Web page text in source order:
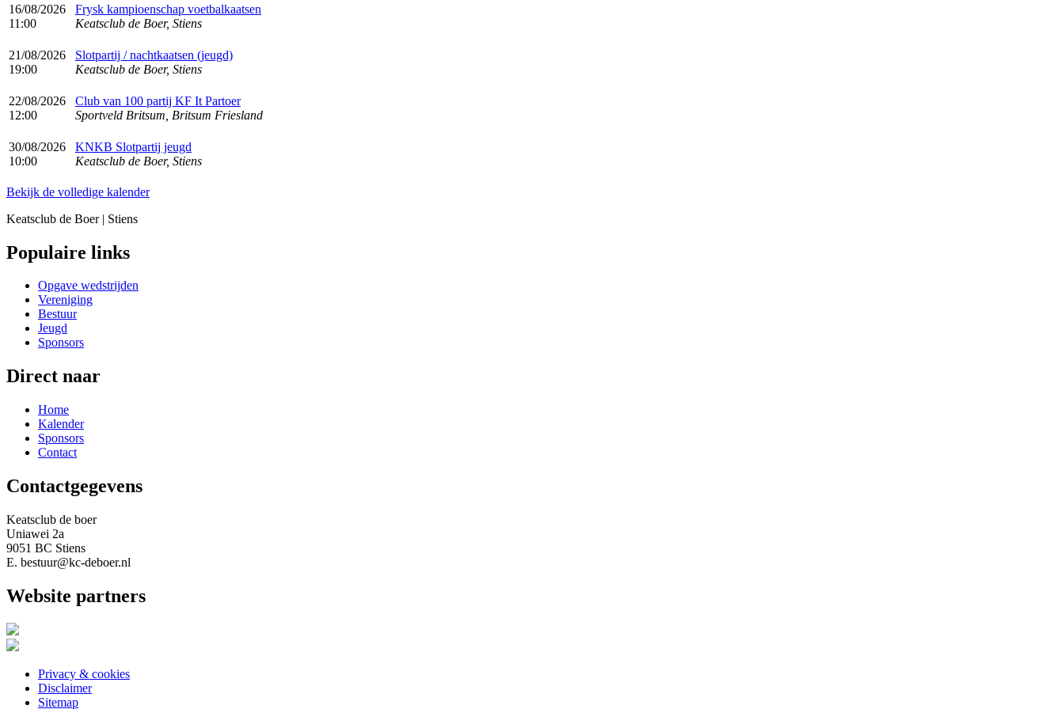
16/08/2026
11:00
Frysk kampioenschap voetbalkaatsen
Keatsclub de Boer, Stiens
21/08/2026
19:00
Slotpartij / nachtkaatsen (jeugd)
Keatsclub de Boer, Stiens
22/08/2026
12:00
Club van 100 partij KF It Partoer
Sportveld Britsum, Britsum Friesland
30/08/2026
10:00
KNKB Slotpartij jeugd
Keatsclub de Boer, Stiens
Bekijk de volledige kalender
Keatsclub de Boer | Stiens
Populaire links
Opgave wedstrijden
Vereniging
Bestuur
Jeugd
Sponsors
Direct naar
Home
Kalender
Sponsors
Contact
Contactgegevens
Keatsclub de boer
Uniawei 2a
9051 BC Stiens
E. bestuur@kc-deboer.nl
Website partners
Privacy & cookies
Disclaimer
Sitemap